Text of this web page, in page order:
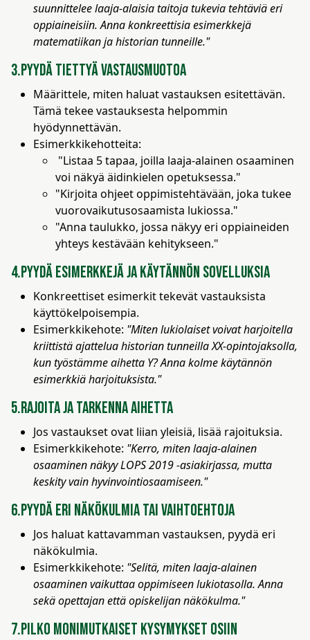
suunnittelee laaja-alaisia taitoja tukevia tehtäviä eri
oppiaineisiin. Anna konkreettisia esimerkkejä
matematiikan ja historian tunneille."
3.Pyydä tiettyä vastausmuotoa
Määrittele, miten haluat vastauksen esitettävän.
Tämä tekee vastauksesta helpommin
hyödynnettävän.
Esimerkkikehotteita:
"Listaa 5 tapaa, joilla laaja-alainen osaaminen
voi näkyä äidinkielen opetuksessa."
"Kirjoita ohjeet oppimistehtävään, joka tukee
vuorovaikutusosaamista lukiossa."
"Anna taulukko, jossa näkyy eri oppiaineiden
yhteys kestävään kehitykseen."
4.Pyydä esimerkkejä ja käytännön sovelluksia
Konkreettiset esimerkit tekevät vastauksista
käyttökelpoisempia.
Esimerkkikehote: "Miten lukiolaiset voivat harjoitella
kriittistä ajattelua historian tunneilla XX-opintojaksolla,
kun työstämme aihetta Y? Anna kolme käytännön
esimerkkiä harjoituksista."
5.Rajoita ja tarkenna aihetta
Jos vastaukset ovat liian yleisiä, lisää rajoituksia.
Esimerkkikehote: "Kerro, miten laaja-alainen
osaaminen näkyy LOPS 2019 -asiakirjassa, mutta
keskity vain hyvinvointiosaamiseen."
6.Pyydä eri näkökulmia tai vaihtoehtoja
Jos haluat kattavamman vastauksen, pyydä eri
näkökulmia.
Esimerkkikehote: "Selitä, miten laaja-alainen
osaaminen vaikuttaa oppimiseen lukiotasolla. Anna
sekä opettajan että opiskelijan näkökulma."
7.Pilko monimutkaiset kysymykset osiin